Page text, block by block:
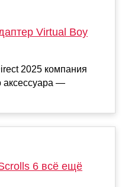
Virtual Boy
2025 компания
аксессуара —
6 всё ещё